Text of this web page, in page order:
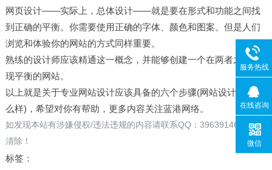
网页设计——实际上，总体设计——就是要在形式和功能之间找
到正确的平衡。你需要使用正确的字体、颜色和图案。但是人们
浏览和体验你的网站的方式同样重要。
熟练的设计师应该精通这一概念，并能够创建一个在两者之间实
现平衡的网站。
以上就是关于专业网站设计应该具备的六个步骤(网站设计专业怎
么样)，希望对你有帮助，更多内容关注蓝港网络。
如发现本站有涉嫌侵权/违法违规的内容请联系QQ：396391463 立即
清除！
标签：
服务热线
在线咨询
微信